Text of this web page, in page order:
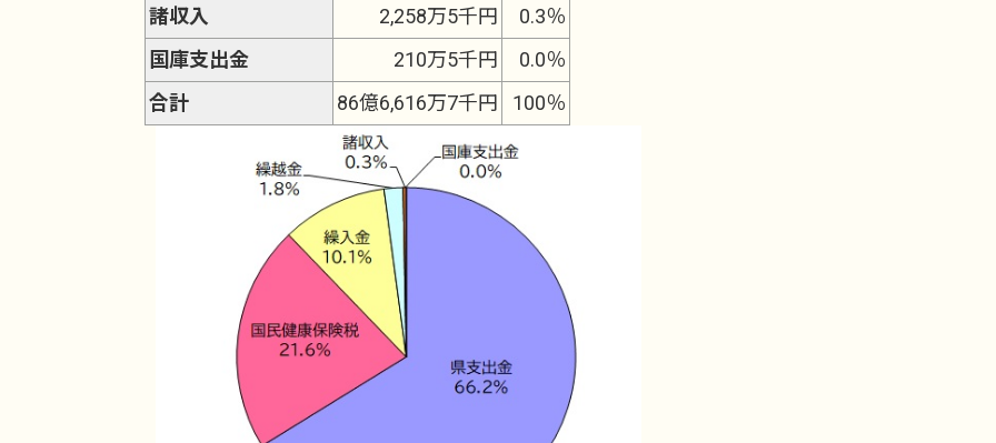
諸収入
2,258万5千円
0.3％
国庫支出金
210万5千円
0.0％
合計
86億6,616万7千円 100％